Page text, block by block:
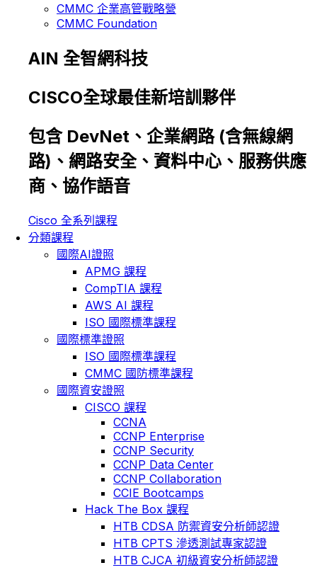
CMMC 企業高管戰略營
CMMC Foundation
AIN 全智網科技
CISCO全球最佳新培訓夥伴
包含 DevNet、企業網路 (含無線網
路)、網路安全、資料中心、服務供應
商、協作語音
Cisco 全系列課程
分類課程
國際AI證照
APMG 課程
CompTIA 課程
AWS AI 課程
ISO 國際標準課程
國際標準證照
ISO 國際標準課程
CMMC 國防標準課程
國際資安證照
CISCO 課程
CCNA
CCNP Enterprise
CCNP Security
CCNP Data Center
CCNP Collaboration
CCIE Bootcamps
Hack The Box 課程
HTB CDSA 防禦資安分析師認證
HTB CPTS 滲透測試專家認證
HTB CJCA 初級資安分析師認證